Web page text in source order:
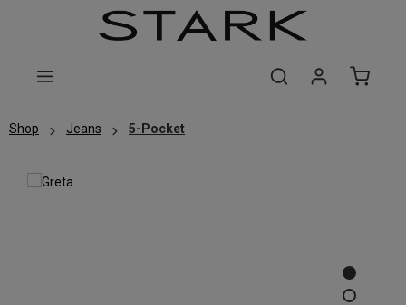
Zum Hauptinhalt springen
Shop Jeans 5-Pocket